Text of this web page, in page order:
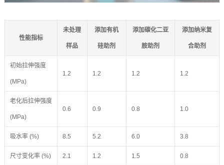
性能指标
未处理
样品
添加有机
硅助剂
添加碳化二亚
胺助剂
添加纳米复
合助剂
初始拉伸强度
(MPa)
1.2 1.2 1.2 1.2
老化后拉伸强度
(MPa)
0.6 0.9 0.8 1.0
吸水率 (%) 8.5 5.2 6.0 3.8
尺寸变化率 (%) 2.1 1.2 1.5 0.8